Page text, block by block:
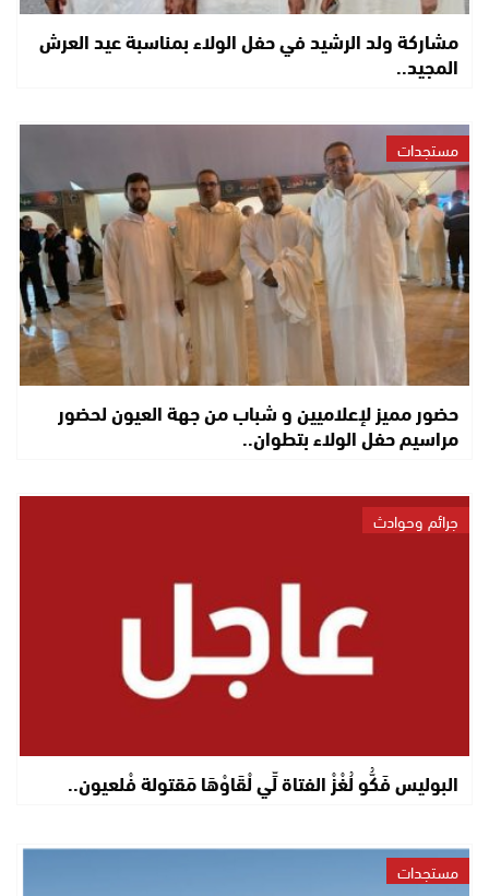
مشاركة ولد الرشيد في حفل الولاء بمناسبة عيد العرش
المجيد..
مستجدات
حضور مميز لإعلاميين و شباب من جهة العيون لحضور
مراسيم حفل الولاء بتطوان..
جرائم وحوادث
البوليس فَكُّو لُغْزْ الفتاة لِّي لْقَاوْهَا مَقتولة فْلعيون..
مستجدات